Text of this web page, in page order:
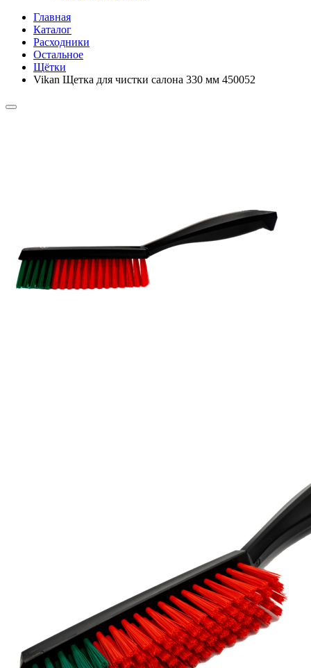
Главная
Каталог
Расходники
Остальное
Щётки
Vikan Щетка для чистки салона 330 мм 450052